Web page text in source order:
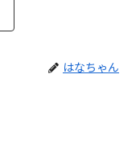
はなちゃん